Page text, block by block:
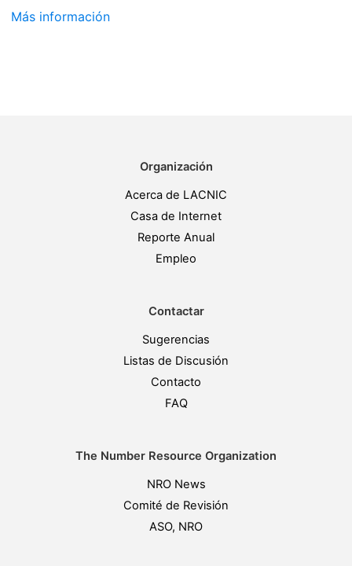
Más información
Organización
Acerca de LACNIC
Casa de Internet
Reporte Anual
Empleo
Contactar
Sugerencias
Listas de Discusión
Contacto
FAQ
The Number Resource Organization
NRO News
Comité de Revisión
ASO, NRO